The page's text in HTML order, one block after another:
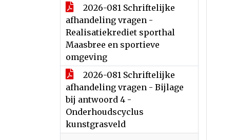
2026-081 Schriftelijke
afhandeling vragen -
Realisatiekrediet sporthal
Maasbree en sportieve
omgeving
2026-081 Schriftelijke
afhandeling vragen - Bijlage
bij antwoord 4 -
Onderhoudscyclus
kunstgrasveld